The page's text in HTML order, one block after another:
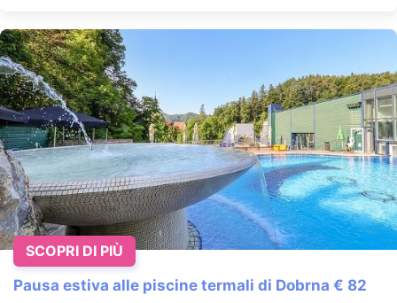
Pausa estiva alle piscine termali di Dobrna € 82
SCOPRI DI PIÙ